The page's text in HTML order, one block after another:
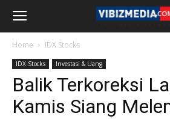
Home IDX Stocks
IDX Stocks Investasi & Uang
Balik Terkoreksi
Kamis Siang